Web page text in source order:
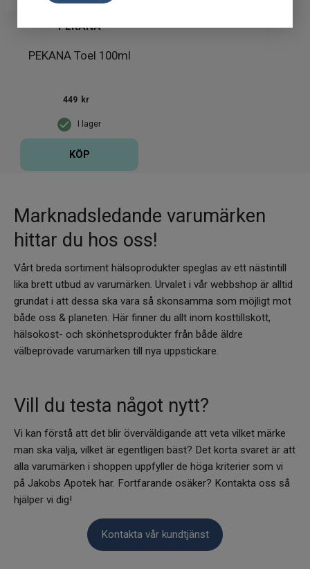
PEKANA Toel 100ml
PEKANA
I lager
449 kr
KÖP
Marknadsledande varumärken
hittar du hos oss!
Vårt breda sortiment hälsoprodukter speglas av ett nästintill
lika brett utbud av varumärken. Urvalet i vår webbshop är alltid
grundat i att dessa ska vara så skonsamma som möjligt mot
både oss & planeten. Här finner du allt inom kosttillskott,
hälsokost- och skönhetsprodukter från både äldre
välbeprövade varumärken till nya uppstickare.
Vill du testa något nytt?
Vi kan förstå att det blir överväldigande att veta vilket märke
man ska välja, vilket är egentligen bäst? Det korta svaret är att
alla varumärken i shoppen uppfyller de höga kriterier som vi
på Jakobs Apotek har. Fortfarande osäker? Kontakta oss så
hjälper vi dig!
Kontakta vår kundtjänst